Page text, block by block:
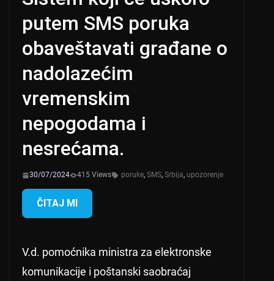
putem SMS poruka
obaveštavati građane o
nadolazećim
vremenskim
nepogodama i
nesrećama.
30/07/2024 415 Views poruke, SMS, Srbija, upozorenje
ČITAJ MI
V.d. pomoćnika ministra za elektronske
komunikacije i poštanski saobraćaj